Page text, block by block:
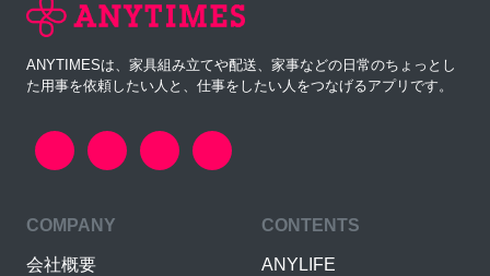
ANYTIMESは、家具組み立てや配送、家事などの日常のちょっとし
た用事を依頼したい人と、仕事をしたい人をつなげるアプリです。
COMPANY
会社概要
CONTENTS
ANYLIFE